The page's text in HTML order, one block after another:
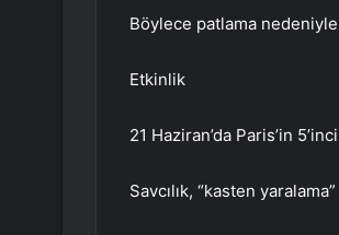
Böylece patlama nedeniyle
Etkinlik
21 Haziran’da Paris’in
Savcılık, “kasten